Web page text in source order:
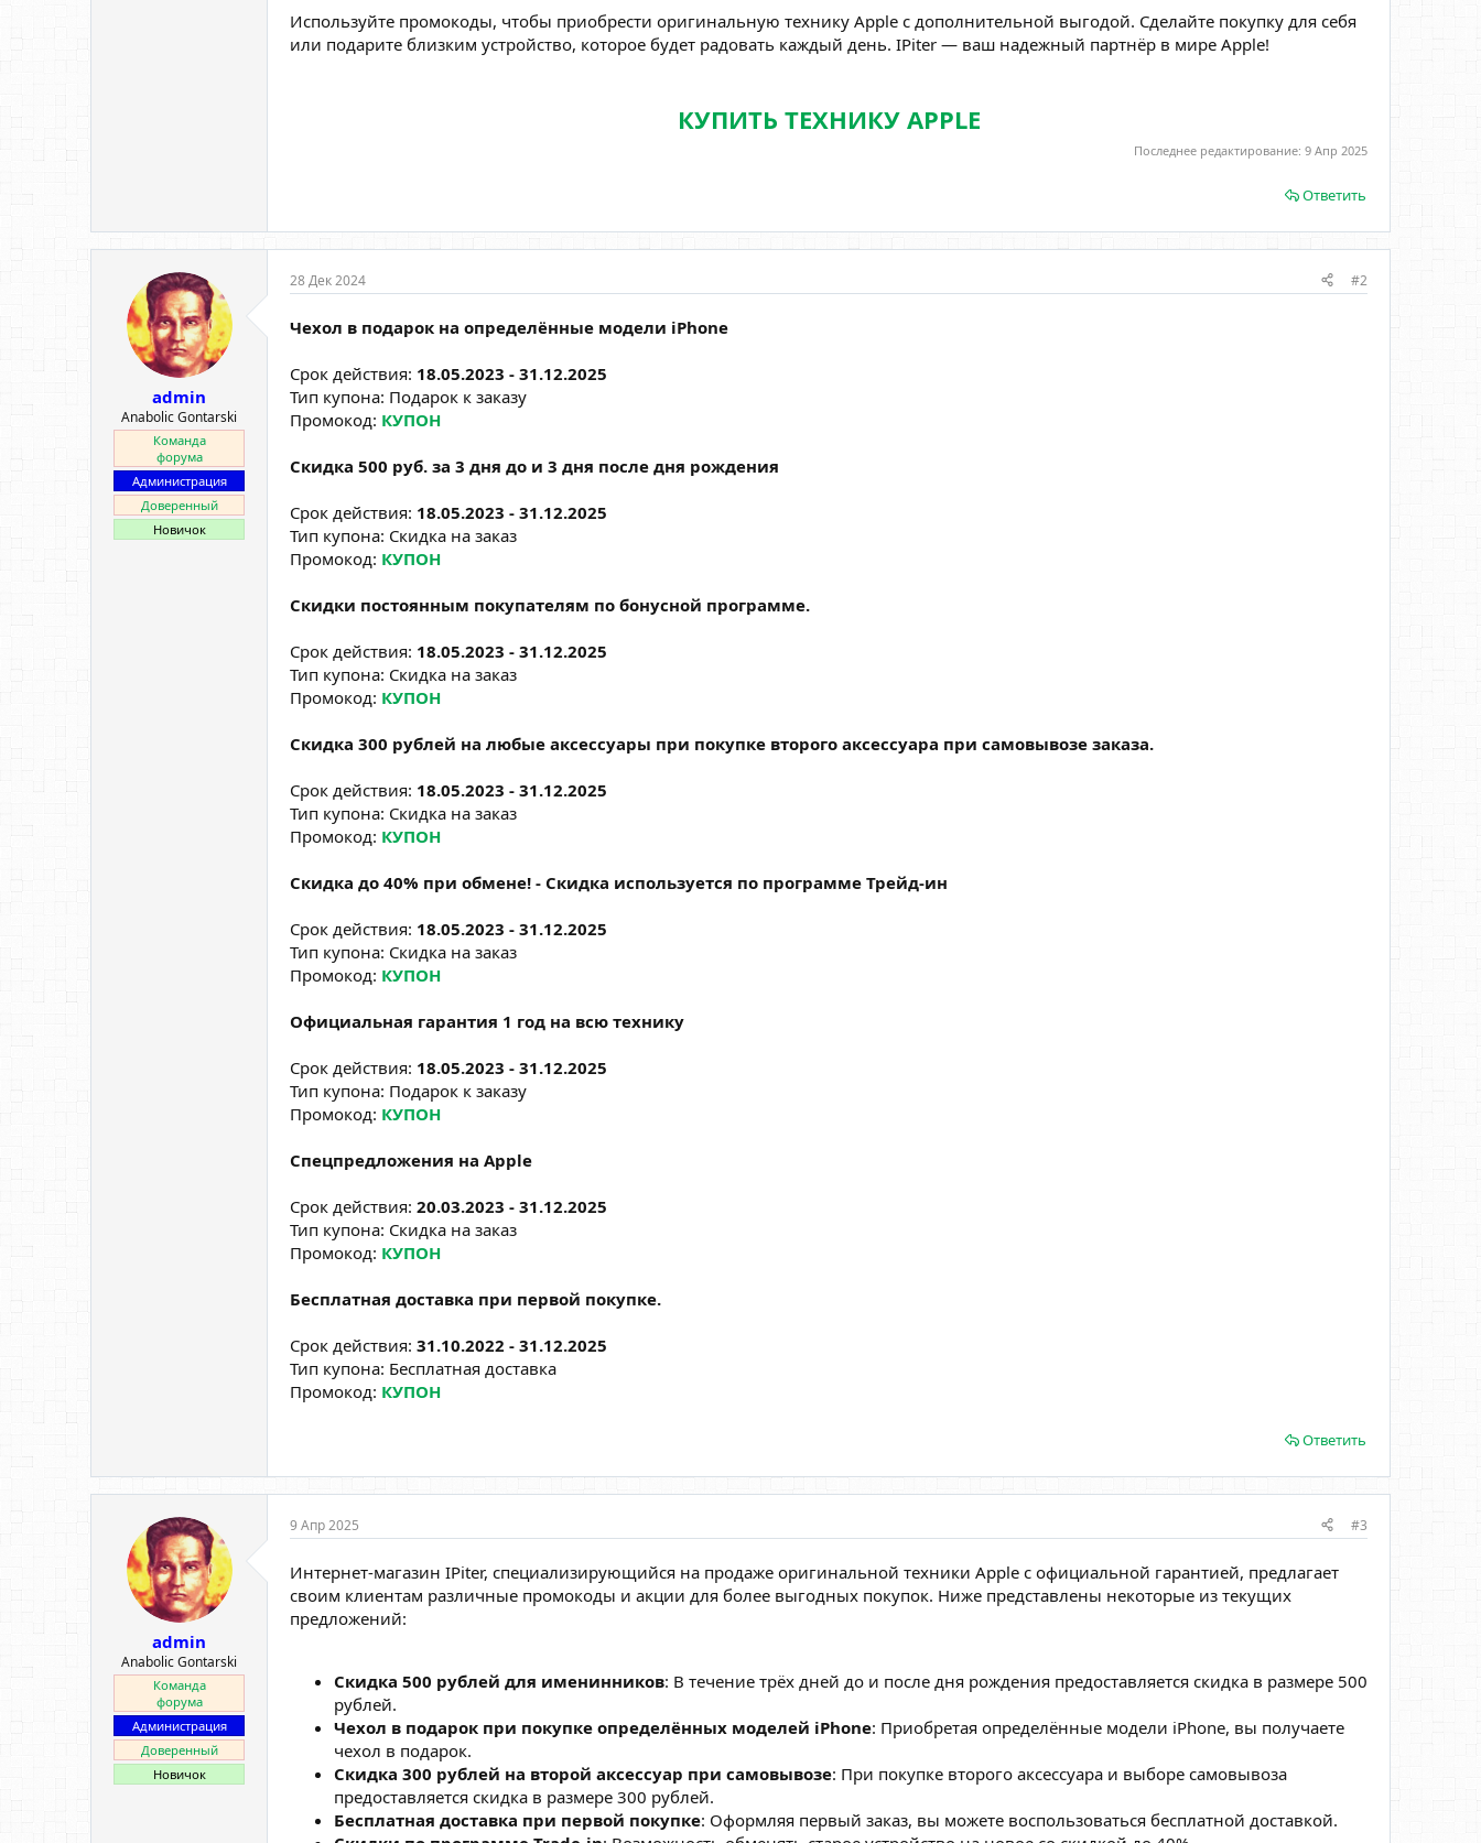
Используйте промокоды, чтобы приобрести оригинальную технику Apple с дополнительной выгодой. Сделайте покупку для себя
или подарите близким устройство, которое будет радовать каждый день. IPiter — ваш надежный партнёр в мире Apple!
КУПИТЬ ТЕХНИКУ APPLE
Последнее редактирование: 9 Апр 2025
Ответить
admin
Anabolic Gontarski
Команда
форума
Администрация
Доверенный
Новичок
28 Дек 2024 #2
Чехол в подарок на определённые модели iPhone
Срок действия: 18.05.2023 - 31.12.2025
Тип купона: Подарок к заказу
Промокод: КУПОН
Скидка 500 руб. за 3 дня до и 3 дня после дня рождения
Срок действия: 18.05.2023 - 31.12.2025
Тип купона: Скидка на заказ
Промокод: КУПОН
Скидки постоянным покупателям по бонусной программе.
Срок действия: 18.05.2023 - 31.12.2025
Тип купона: Скидка на заказ
Промокод: КУПОН
Скидка 300 рублей на любые аксессуары при покупке второго аксессуара при самовывозе заказа.
Срок действия: 18.05.2023 - 31.12.2025
Тип купона: Скидка на заказ
Промокод: КУПОН
Скидка до 40% при обмене! - Скидка используется по программе Трейд-ин
Срок действия: 18.05.2023 - 31.12.2025
Тип купона: Скидка на заказ
Промокод: КУПОН
Официальная гарантия 1 год на всю технику
Срок действия: 18.05.2023 - 31.12.2025
Тип купона: Подарок к заказу
Промокод: КУПОН
Спецпредложения на Apple
Срок действия: 20.03.2023 - 31.12.2025
Тип купона: Скидка на заказ
Промокод: КУПОН
Бесплатная доставка при первой покупке.
Срок действия: 31.10.2022 - 31.12.2025
Тип купона: Бесплатная доставка
Промокод: КУПОН
Ответить
admin
Anabolic Gontarski
Команда
форума
Администрация
Доверенный
Новичок
9 Апр 2025 #3
Интернет-магазин IPiter, специализирующийся на продаже оригинальной техники Apple с официальной гарантией, предлагает
своим клиентам различные промокоды и акции для более выгодных покупок. Ниже представлены некоторые из текущих
предложений:
Скидка 500 рублей для именинников: В течение трёх дней до и после дня рождения предоставляется скидка в размере 500
рублей.
Чехол в подарок при покупке определённых моделей iPhone: Приобретая определённые модели iPhone, вы получаете
чехол в подарок.
Скидка 300 рублей на второй аксессуар при самовывозе: При покупке второго аксессуара и выборе самовывоза
предоставляется скидка в размере 300 рублей.
Бесплатная доставка при первой покупке: Оформляя первый заказ, вы можете воспользоваться бесплатной доставкой.